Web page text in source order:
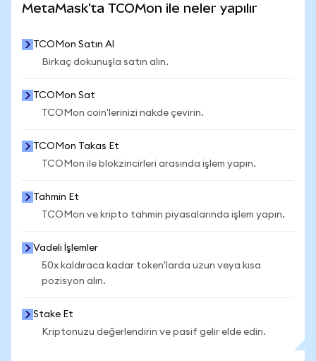
MetaMask'ta TCOMon ile neler yapılır
TCOMon Satın Al
Birkaç dokunuşla satın alın.
TCOMon Sat
TCOMon coin'lerinizi nakde çevirin.
TCOMon Takas Et
TCOMon ile blokzincirleri arasında işlem yapın.
Tahmin Et
TCOMon ve kripto tahmin piyasalarında işlem yapın.
Vadeli İşlemler
50x kaldıraca kadar token'larda uzun veya kısa
pozisyon alın.
Stake Et
Kriptonuzu değerlendirin ve pasif gelir elde edin.